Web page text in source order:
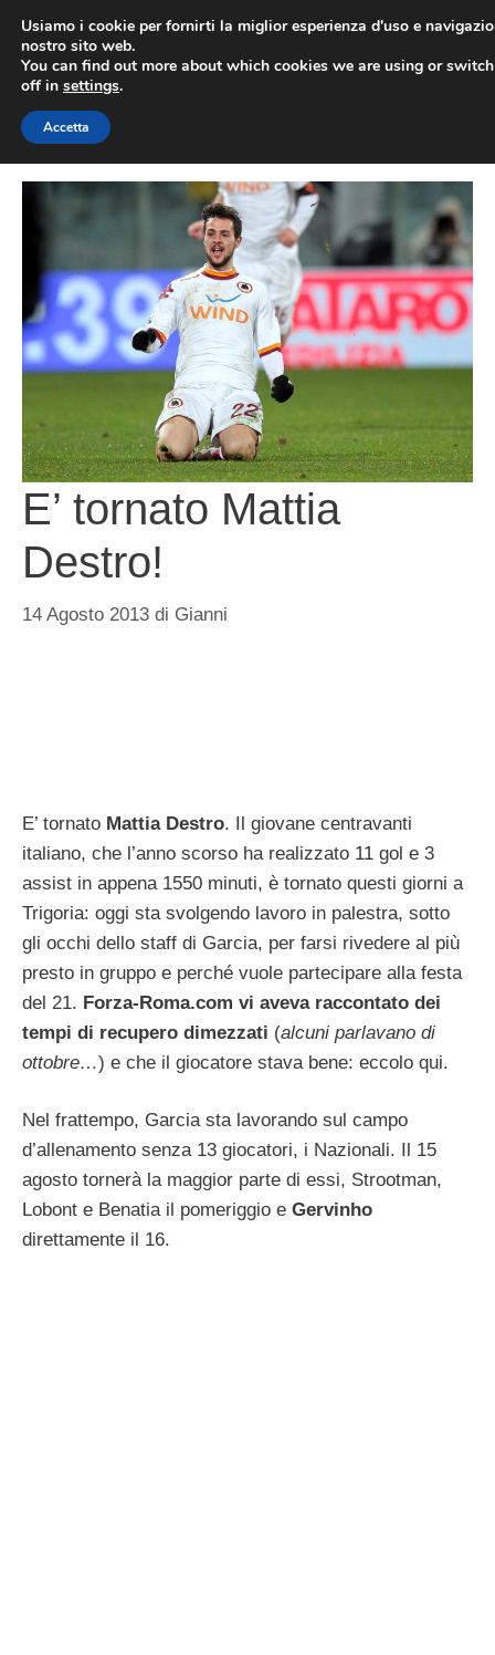
contenuto
E’ tornato Mattia
Destro!
14 Agosto 2013 di Gianni
E’ tornato Mattia Destro. Il giovane centravanti
italiano, che l’anno scorso ha realizzato 11 gol e 3
assist in appena 1550 minuti, è tornato questi giorni a
Trigoria: oggi sta svolgendo lavoro in palestra, sotto
gli occhi dello staff di Garcia, per farsi rivedere al più
presto in gruppo e perché vuole partecipare alla festa
del 21. Forza-Roma.com vi aveva raccontato dei
tempi di recupero dimezzati (alcuni parlavano di
ottobre…) e che il giocatore stava bene: eccolo qui.
Nel frattempo, Garcia sta lavorando sul campo
d’allenamento senza 13 giocatori, i Nazionali. Il 15
agosto tornerà la maggior parte di essi, Strootman,
Lobont e Benatia il pomeriggio e Gervinho
direttamente il 16.
Usiamo i cookie per fornirti la miglior esperienza d'uso e
nostro sito web.
You can find out more about which cookies we are using or
off in settings.
Accetta